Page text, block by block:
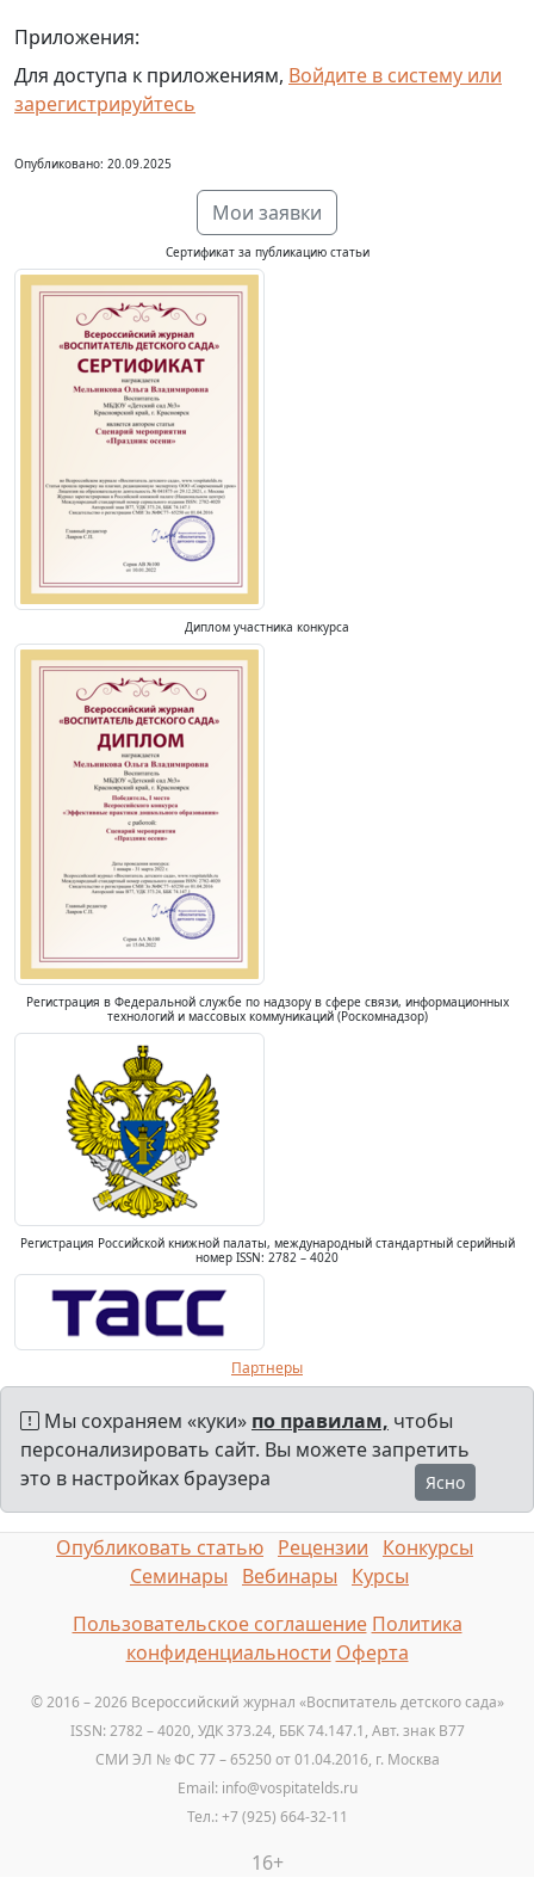
Приложения:
Для доступа к приложениям, Войдите в систему или
зарегистрируйтесь
Опубликовано: 20.09.2025
Мои заявки
Сертификат за публикацию статьи
Диплом участника конкурса
Регистрация в Федеральной службе по надзору в сфере связи, информационных
технологий и массовых коммуникаций (Роскомнадзор)
Регистрация Российской книжной палаты, международный стандартный серийный
номер ISSN: 2782 – 4020
Партнеры
Мы сохраняем «куки» по правилам, чтобы
персонализировать сайт. Вы можете запретить
это в настройках браузера
Ясно
Опубликовать статью Рецензии
Конкурсы
Семинары
Вебинары
Курсы
Пользовательское соглашение Политика
конфиденциальности Оферта
© 2016 – 2026 Всероссийский журнал «Воспитатель детского сада»
ISSN: 2782 – 4020, УДК 373.24, ББК 74.147.1, Авт. знак B77
СМИ ЭЛ № ФС 77 – 65250 от 01.04.2016, г. Москва
Email: info@vospitatelds.ru
Тел.: +7 (925) 664-32-11
16+